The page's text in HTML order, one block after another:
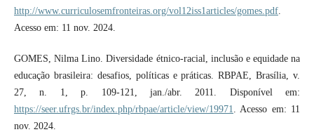
http://www.curriculosemfronteiras.org/vol12iss1articles/gomes.pdf.
Acesso em: 11 nov. 2024.
GOMES, Nilma Lino. Diversidade étnico-racial, inclusão e equidade na
educação brasileira: desafios, políticas e práticas. RBPAE, Brasília, v.
27, n. 1, p. 109-121, jan./abr. 2011. Disponível em:
https://seer.ufrgs.br/index.php/rbpae/article/view/19971
. Acesso em: 11
nov. 2024.